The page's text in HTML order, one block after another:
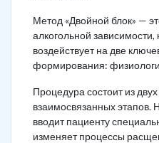
Метод «Двойной блок» —
алкогольной
воздействует на две
формирования:
Процедура состоит из
взаимосвязанных этапов.
вводит пациенту
изменяет процессы